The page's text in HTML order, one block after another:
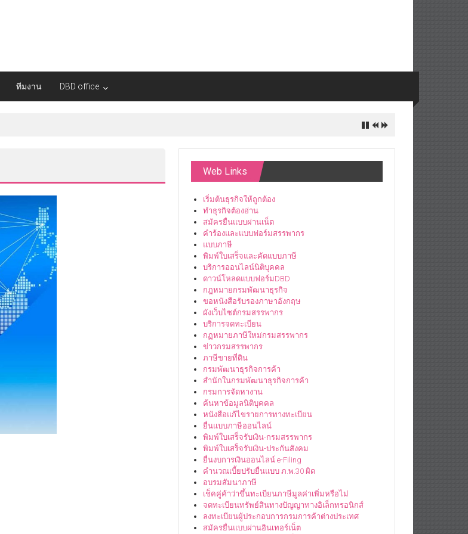
ทีมงาน DBD office
Web Links
เริ่มต้นธุรกิจให้ถูกต้อง
ทำธุรกิจต้องอ่าน
สมัครยื่นแบบผ่านเน็ต
คำร้องและแบบฟอร์มสรรพากร
แบบภาษี
พิมพ์ใบเสร็จและคัดแบบภาษี
บริการออนไลน์นิติบุคคล
ดาวน์โหลดแบบฟอร์มDBD
กฎหมายกรมพัฒนาธุรกิจ
ขอหนังสือรับรองภาษาอังกฤษ
ผังเว็บไซต์กรมสรรพากร
บริการจดทะเบียน
กฏหมายภาษีใหม่กรมสรรพากร
ข่าวกรมสรรพากร
ภาษีขายที่ดิน
กรมพัฒนาธุรกิจการค้า
สำนักในกรมพัฒนาธุรกิจการค้า
กรมการจัดหางาน
ค้นหาข้อมูลนิติบุคคล
หนังสือแก้ไขรายการทางทะเบียน
ยื่นแบบภาษีออนไลน์
พิมพ์ใบเสร็จรับเงิน-กรมสรรพากร
พิมพ์ใบเสร็จรับเงิน-ประกันสังคม
ยื่นงบการเงินออนไลน์ e-Filing
คำนวณเบี้ยปรับยื่นแบบ ภ.พ.30 ผิด
อบรมสัมนาภาษี
เช็คคู่ค้าว่าขึ้นทะเบียนภาษีมูลค่าเพิ่มหรือไม่
จดทะเบียนทรัพย์สินทางปัญญาทางอิเล็กทรอนิกส์
ลงทะเบียนผู้ประกอบการกรมการค้าต่างประเทศ
สมัครยื่นแบบผ่านอินเทอร์เน็ต